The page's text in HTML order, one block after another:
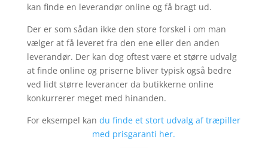
kan finde en leverandør online og få bragt ud.
Der er som sådan ikke den store forskel i om man
vælger at få leveret fra den ene eller den anden
leverandør. Der kan dog oftest være et større udvalg
at finde online og priserne bliver typisk også bedre
ved lidt større leverancer da butikkerne online
konkurrerer meget med hinanden.
For eksempel kandu finde et stort udvalg af træpiller
med prisgaranti her.